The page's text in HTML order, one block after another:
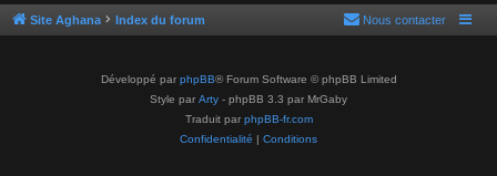
Site Aghana Index du forum Nous contacter
Développé par phpBB® Forum Software © phpBB Limited
Style par Arty - phpBB 3.3 par MrGaby
Traduit par phpBB-fr.com
Confidentialité | Conditions